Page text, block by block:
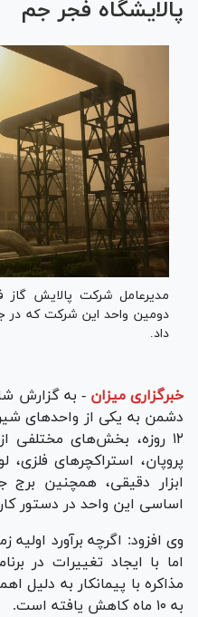
پالایشگاه فجر جم
مدیرعامل شرکت پالایش گاز
داد.
خبرگزاری میزان - به گزارش
دشمن به یکی از واحد‌های
۱۲ روزه، بخش‌های
پروپان، استراکچر‌های فلزی،
ابزار دقیقی، همچنین
اساسی این واحد در دستور
اما با ایجاد تغییرات در
مذاکره با پیمانکار به دلیل
به ۱۰ ماه کاهش یافته است.